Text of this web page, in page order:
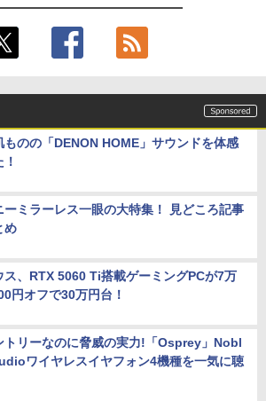
ものの「DENON HOME」サウンドを体感
！
ーミラーレス一眼の大特集！ 見どころ記事
め
ス、RTX 5060 Ti搭載ゲーミングPCが7万
円オフで30万円台！
トリーなのに脅威の実力!「Osprey」Nobl
ワイヤレスイヤフォン4機種を一気に聴